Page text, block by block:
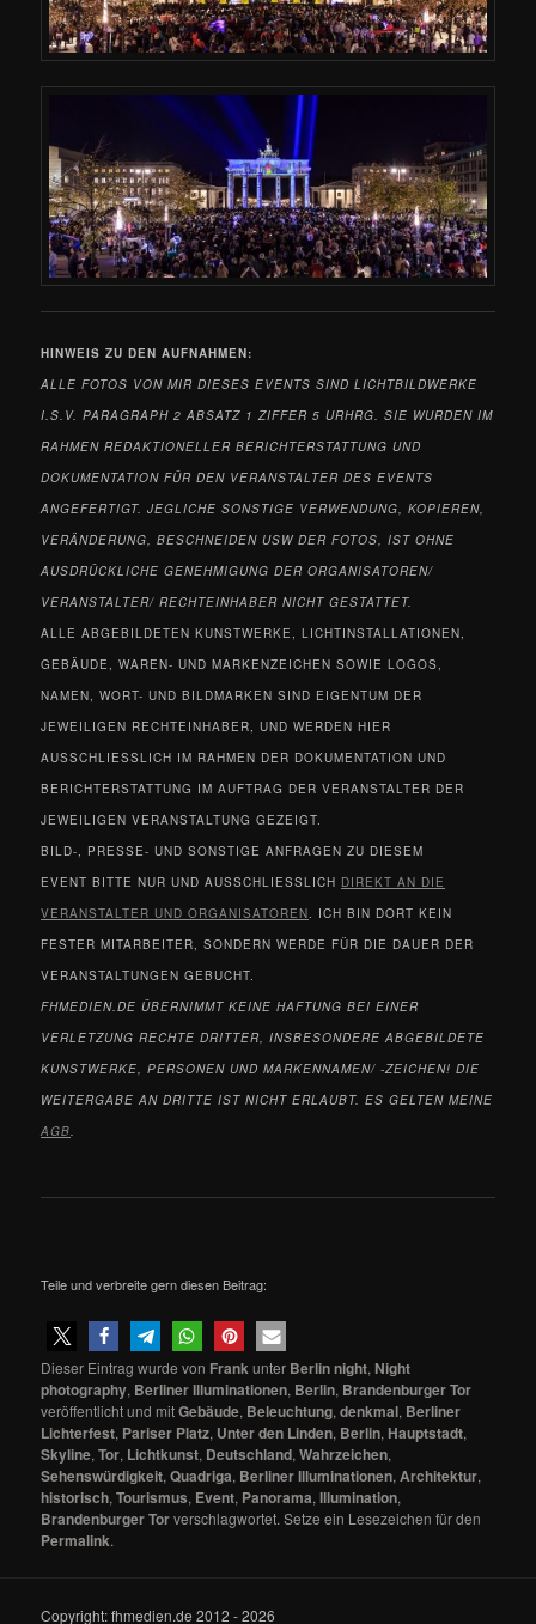
HINWEIS ZU DEN AUFNAHMEN:
ALLE FOTOS VON MIR DIESES EVENTS SIND LICHTBILDWERKE
I.S.V. PARAGRAPH 2 ABSATZ 1 ZIFFER 5 URHRG. SIE WURDEN IM
RAHMEN REDAKTIONELLER BERICHTERSTATTUNG UND
DOKUMENTATION FÜR DEN VERANSTALTER DES EVENTS
ANGEFERTIGT. JEGLICHE SONSTIGE VERWENDUNG, KOPIEREN,
VERÄNDERUNG, BESCHNEIDEN USW DER FOTOS, IST OHNE
AUSDRÜCKLICHE GENEHMIGUNG DER ORGANISATOREN/
VERANSTALTER/ RECHTEINHABER NICHT GESTATTET.
ALLE ABGEBILDETEN KUNSTWERKE, LICHTINSTALLATIONEN,
GEBÄUDE, WAREN- UND MARKENZEICHEN SOWIE LOGOS,
NAMEN, WORT- UND BILDMARKEN SIND EIGENTUM DER
JEWEILIGEN RECHTEINHABER, UND WERDEN HIER
AUSSCHLIESSLICH IM RAHMEN DER DOKUMENTATION UND
BERICHTERSTATTUNG IM AUFTRAG DER VERANSTALTER DER
JEWEILIGEN VERANSTALTUNG GEZEIGT.
BILD-, PRESSE- UND SONSTIGE ANFRAGEN ZU DIESEM
EVENT BITTE NUR UND AUSSCHLIESSLICH DIREKT AN DIE
VERANSTALTER UND ORGANISATOREN. ICH BIN DORT KEIN
FESTER MITARBEITER, SONDERN WERDE FÜR DIE DAUER DER
VERANSTALTUNGEN GEBUCHT.
FHMEDIEN.DE ÜBERNIMMT KEINE HAFTUNG BEI EINER
VERLETZUNG RECHTE DRITTER, INSBESONDERE ABGEBILDETE
KUNSTWERKE, PERSONEN UND MARKENNAMEN/ -ZEICHEN! DIE
WEITERGABE AN DRITTE IST NICHT ERLAUBT. ES GELTEN MEINE
AGB.
Teile und verbreite gern diesen Beitrag:
Dieser Eintrag wurde von Frankunter Berlin night, Night
photography, Berliner Illuminationen, Berlin, Brandenburger Tor
veröffentlicht und mitGebäude, Beleuchtung,denkmal, Berliner
Lichterfest, Pariser Platz, Unter den Linden, Berlin, Hauptstadt,
Skyline,Tor, Lichtkunst, Deutschland,Wahrzeichen,
Sehenswürdigkeit,Quadriga, Berliner Illuminationen,Architektur,
historisch,Tourismus, Event, Panorama,Illumination,
Brandenburger Torverschlagwortet. Setze ein Lesezeichen für den
Permalink.
Copyright: fhmedien.de 2012 - 2026